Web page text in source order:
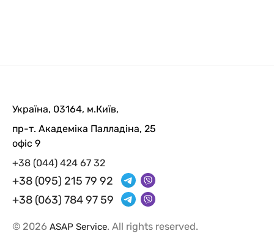
Україна, 03164, м.Київ,
пр-т. Академіка Палладіна, 25
офіс 9
+38 (044) 424 67 32
+38 (095) 215 79 92
+38 (063) 784 97 59
© 2026 ASAP Service. All rights reserved.